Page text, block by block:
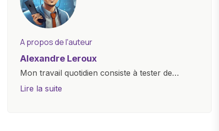
A propos de l'auteur
Alexandre Leroux
Mon travail quotidien consiste à tester de
nouveaux appareils, à rédiger des critiques
Lire la suite